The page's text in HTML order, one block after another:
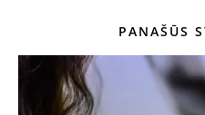
PANAŠŪS